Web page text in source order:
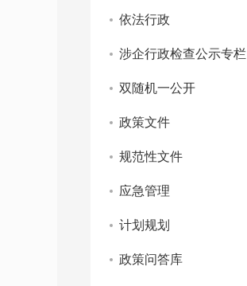
依法行政
涉企行政检查公示专栏
双随机一公开
政策文件
规范性文件
应急管理
计划规划
政策问答库